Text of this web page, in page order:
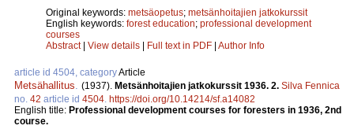
Original keywords: metsäopetus; metsänhoitajien jatkokurssit
English keywords: forest education; professional development
courses
Abstract| View details | Full text in PDF | Author Info
article id 4504, categoryArticle
Metsähallitus (1937). Metsänhoitajien jatkokurssit 1936. 2. Silva Fennica
no. 42 article id 4504 https://doi.org/10.14214/sf.a14082
English title: Professional development courses for foresters in 1936, 2nd
course.